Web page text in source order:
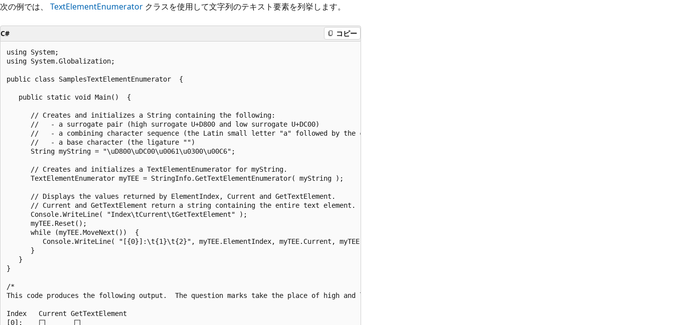
次の例では、 TextElementEnumerator クラスを使用して文字列のテキスト要素を列挙します。
C# コピー
using System;
using System.Globalization;
public class SamplesTextElementEnumerator  {
   public static void Main()  {
      // Creates and initializes a String containing the following:
      //   - a surrogate pair (high surrogate U+D800 and low surrogate U+DC00)
      //   - a combining character sequence (the Latin small letter "a" followed by the combining grave accent)
      //   - a base character (the ligature "")
      String myString = "\uD800\uDC00\u0061\u0300\u00C6";
      // Creates and initializes a TextElementEnumerator for myString.
      TextElementEnumerator myTEE = StringInfo.GetTextElementEnumerator( myString );
      // Displays the values returned by ElementIndex, Current and GetTextElement.
      // Current and GetTextElement return a string containing the entire text element.
      Console.WriteLine( "Index\tCurrent\tGetTextElement" );
      myTEE.Reset();
      while (myTEE.MoveNext())  {
         Console.WriteLine( "[{0}]:\t{1}\t{2}", myTEE.ElementIndex, myTEE.Current, myTEE.GetTextElement() );
      }
   }
}
/*
This code produces the following output.  The question marks take the place of high and low surrogates.
Index   Current GetTextElement
[0]:    𐀀       𐀀